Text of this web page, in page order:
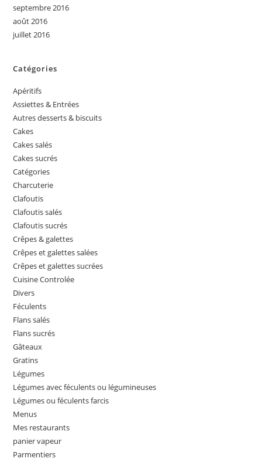
septembre 2016
août 2016
juillet 2016
Catégories
Apéritifs
Assiettes & Entrées
Autres desserts & biscuits
Cakes
Cakes salés
Cakes sucrés
Catégories
Charcuterie
Clafoutis
Clafoutis salés
Clafoutis sucrés
Crêpes & galettes
Crêpes et galettes salées
Crêpes et galettes sucrées
Cuisine Controlée
Divers
Féculents
Flans salés
Flans sucrés
Gâteaux
Gratins
Légumes
Légumes avec féculents ou légumineuses
Légumes ou féculents farcis
Menus
Mes restaurants
panier vapeur
Parmentiers